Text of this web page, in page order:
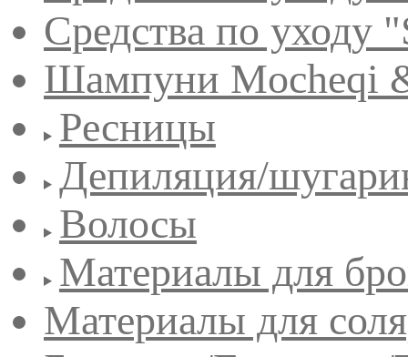
Средства по уходу
Шампуни Mocheqi
Ресницы
Депиляция/
Волосы
Материалы для
Материалы для